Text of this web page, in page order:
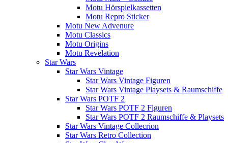
Motu Hörspielkassetten
Motu Repro Sticker
Motu New Advenure
Motu Classics
Motu Origins
Motu Revelation
Star Wars
Star Wars Vintage
Star Wars Vintage Figuren
Star Wars Vintage Playsets & Raumschiffe
Star Wars POTF 2
Star Wars POTF 2 Figuren
Star Wars POTF 2 Raumschiffe & Playsets
Star Wars Vintage Collecrion
Star Wars Retro Collection